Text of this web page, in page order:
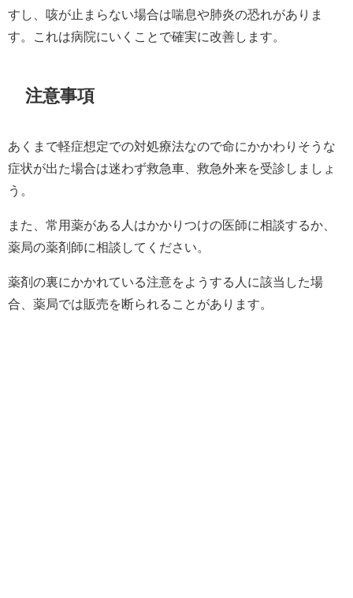
すし、咳が止まらない場合は喘息や肺炎の恐れがありま
す。これは病院にいくことで確実に改善します。
注意事項
あくまで軽症想定での対処療法なので命にかかわりそうな
症状が出た場合は迷わず救急車、救急外来を受診しましょ
う。
また、常用薬がある人はかかりつけの医師に相談するか、
薬局の薬剤師に相談してください。
薬剤の裏にかかれている注意をようする人に該当した場
合、薬局では販売を断られることがあります。